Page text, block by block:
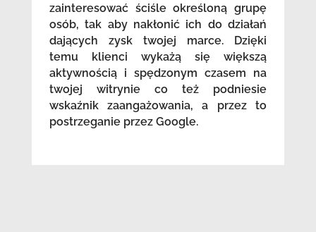
zainteresować ściśle określoną grupę
osób, tak aby nakłonić ich do działań
dających zysk twojej marce. Dzięki
temu klienci wykażą się większą
aktywnością i spędzonym czasem na
twojej witrynie co też podniesie
wskaźnik zaangażowania, a przez to
postrzeganie przez Google.